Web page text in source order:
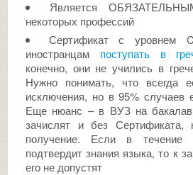
Является
некоторых профессий
Сертификат с уровнем
иностранцам поступать в
конечно, они не учились в
Нужно понимать, что всегда
исключения, но в 95% случаев
Еще нюанс – в ВУЗ на
зачислят и без
получение. Если в течение
подтвердит знания языка, то к
его не допустят